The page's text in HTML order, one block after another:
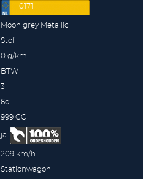
0171
Moon grey Metallic
Stof
0 g/km
BTW
3
6d
999 CC
ja
209 km/h
Stationwagon